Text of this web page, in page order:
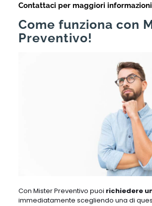
Contattaci per maggiori informazioni
Come funziona con
Preventivo!
Con Mister Preventivo puoi richiedere
immediatamente scegliendo una di